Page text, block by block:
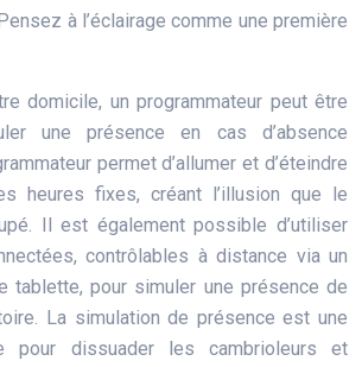
à l’éclairage comme une première
domicile, un programmateur peut être
une présence en cas d’absence
permet d’allumer et d’éteindre
heures fixes, créant l’illusion que le
Il est également possible d’utiliser
contrôlables à distance via un
tablette, pour simuler une présence de
La simulation de présence est une
pour dissuader les cambrioleurs et